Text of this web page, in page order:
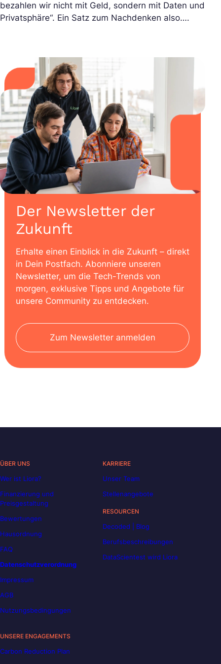
bezahlen wir nicht mit Geld, sondern mit Daten und
Privatsphäre“. Ein Satz zum Nachdenken also….
Der Newsletter der
Zukunft
Erhalte einen Einblick in die Zukunft – direkt
in Dein Postfach. Abonniere unseren
Newsletter, um die Tech-Trends von
morgen, exklusive Tipps und Angebote für
unsere Community zu entdecken.
Zum Newsletter anmelden
ÜBER UNS
Wer ist Liora?
Finanzierung und
Preisgestaltung
Bewertungen
Hausordnung
FAQ
Datenschutzverordnung
Impressum
AGB
Nutzungsbedingungen
KARRIERE
Unser Team
Stellenangebote
RESOURCEN
Decoded | Blog
Berufsbeschreibungen
DataScientest wird Liora
UNSERE ENGAGEMENTS
Carbon Reduction Plan